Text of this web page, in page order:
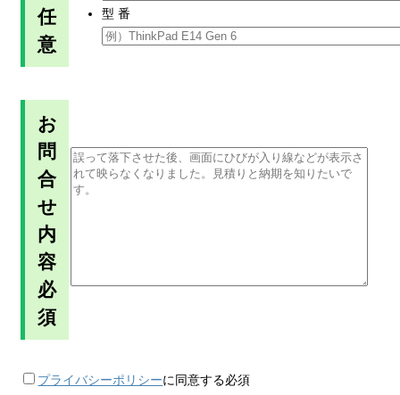
任
意
型 番
お
問
合
せ
内
容
必
須
プライバシーポリシーに同意する必須